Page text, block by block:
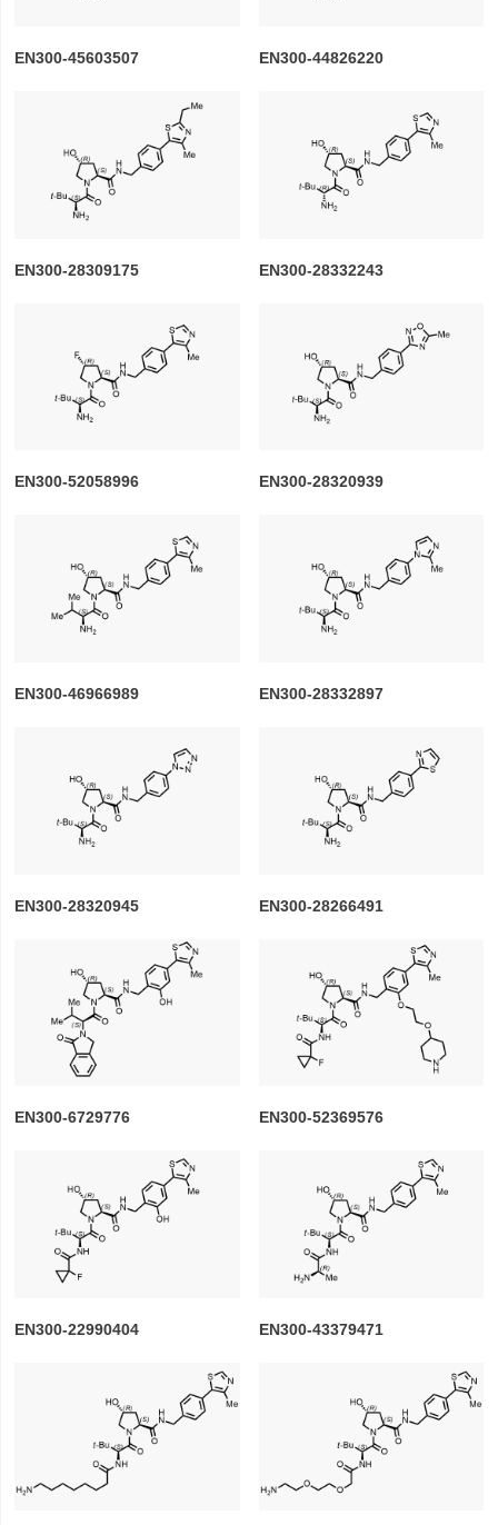
EN300-45603507 EN300-44826220
EN300-28309175 EN300-28332243
EN300-52058996 EN300-28320939
EN300-46966989 EN300-28332897
EN300-28320945 EN300-28266491
EN300-6729776 EN300-52369576
EN300-22990404 EN300-43379471